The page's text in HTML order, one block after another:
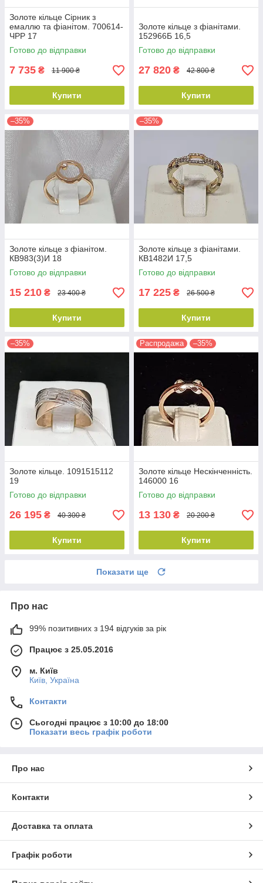
Золоте кільце Сірник з
емаллю та фіанітом. 700614-
ЧРР 17
Готово до відправки
7 735 ₴ 11 900 ₴
Купити
Золоте кільце з фіанітами.
152966Б 16,5
Готово до відправки
27 820 ₴ 42 800 ₴
Купити
–35%
Золоте кільце з фіанітом.
КВ983(3)И 18
Готово до відправки
15 210 ₴ 23 400 ₴
Купити
–35%
Золоте кільце з фіанітами.
КВ1482И 17,5
Готово до відправки
17 225 ₴ 26 500 ₴
Купити
–35%
Золоте кільце. 1091515112
19
Готово до відправки
26 195 ₴ 40 300 ₴
Купити
Распродажа –35%
Золоте кільце Нескінченність.
146000 16
Готово до відправки
13 130 ₴ 20 200 ₴
Купити
Показати ще
Про нас
99% позитивних з 194 відгуків за рік
Працює з 25.05.2016
м. Київ
Київ, Україна
Контакти
Сьогодні працює з 10:00 до 18:00
Показати весь графік роботи
Про нас
Контакти
Доставка та оплата
Графік роботи